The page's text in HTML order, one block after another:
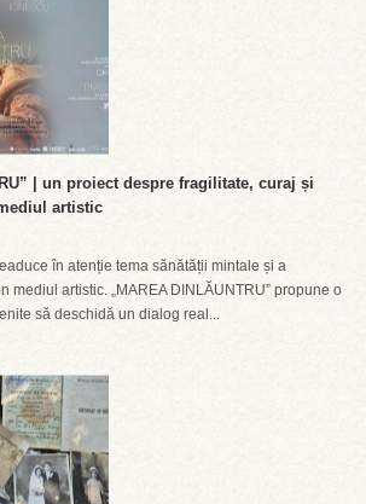
| un proiect despre fragilitate, curaj și
artistic
în atenție tema sănătății mintale și a
mediul artistic. „MAREA DINLĂUNTRU” propune o
să deschidă un dialog real...